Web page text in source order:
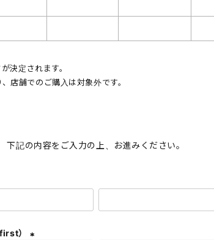
決定されます。
店舗でのご購入は対象外です。
下記の内容をご入力の上、お進みください。
）